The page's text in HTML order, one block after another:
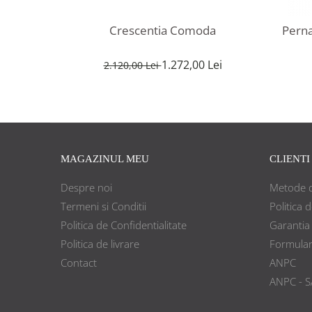
Crescentia Comoda
2.120,00 Lei1.272,00 Lei
MAGAZINUL MEU
Despre noi
Termeni si Conditii
Politica de Confidentialitate
Politica de livrare
Contact
CLIENTI
Metode
Politica
ANPC
ANPC -